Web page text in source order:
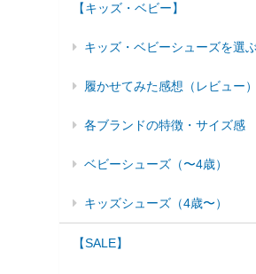
【キッズ・ベビー】
キッズ・ベビーシューズを選
履かせてみた感想（レビュー）
各ブランドの特徴・サイズ感
ベビーシューズ（〜4歳）
キッズシューズ（4歳〜）
【SALE】